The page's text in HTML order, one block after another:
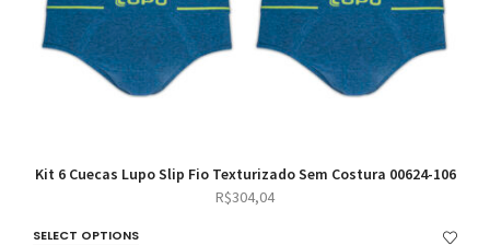
Kit 6 Cuecas Lupo Slip Fio Texturizado Sem Costura 00624-106
R$304,04
SELECT OPTIONS